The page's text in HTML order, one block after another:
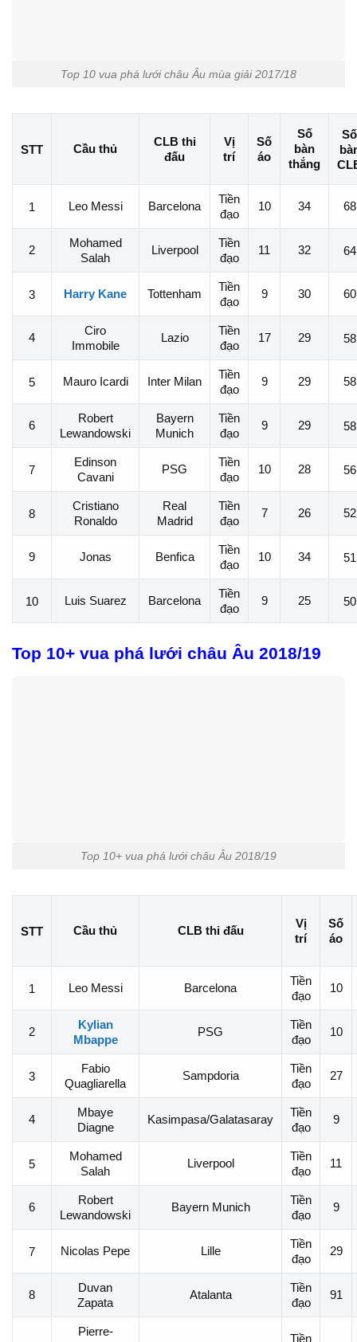
Top 10 vua phá lưới châu Âu mùa giải 2017/18
STT Cầu thủ
CLB thi
đấu
Vị
trí
Số
áo
Số
bàn
thắng
Số
1 Leo Messi Barcelona
Tiền
đạo
10 34 68
2
Mohamed
Salah
Liverpool
Tiền
đạo
11 32 64
3 Harry Kane Tottenham
Tiền
đạo
9 30 60
4
Ciro
Immobile
Lazio
Tiền
đạo
17 29 58
5 Mauro Icardi Inter Milan
Tiền
đạo
9 29 58
6
Robert
Lewandowski
Bayern
Munich
Tiền
đạo
9 29 58
7
Edinson
Cavani
PSG
Tiền
đạo
10 28 56
8
Cristiano
Ronaldo
Real
Madrid
Tiền
đạo
7 26 52
9 Jonas Benfica
Tiền
đạo
10 34 51
10 Luis Suarez Barcelona
Tiền
đạo
9 25 50
Top 10+ vua phá lưới châu Âu 2018/19
Top 10+ vua phá lưới châu Âu 2018/19
STT Cầu thủ CLB thi đấu
Vị
trí
Số
áo
1 Leo Messi Barcelona
Tiền
đạo
10
2
Kylian
Mbappe
PSG
Tiền
đạo
10
3
Fabio
Quagliarella
Sampdoria
Tiền
đạo
27
4
Mbaye
Diagne
Kasimpasa/Galatasaray
Tiền
đạo
9
5
Mohamed
Salah
Liverpool
Tiền
đạo
11
6
Robert
Lewandowski
Bayern Munich
Tiền
đạo
9
7 Nicolas Pepe Lille
Tiền
đạo
29
8
Duvan
Zapata
Atalanta
Tiền
đạo
91
Pierre-
Tiền